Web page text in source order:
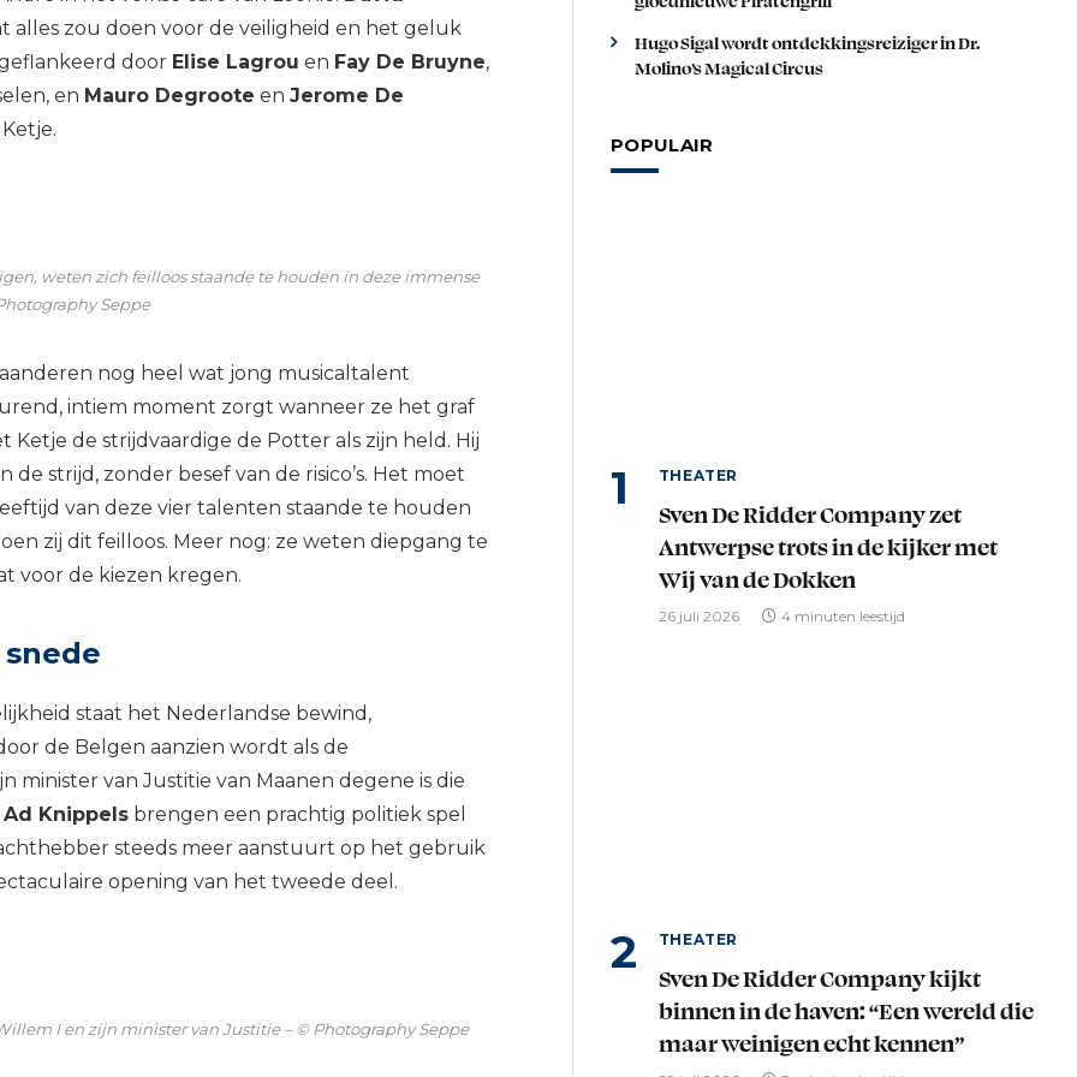
alles zou doen voor de veiligheid en het geluk
door Elise Lagrou en Fay De Bruyne,
en Mauro Degroote en Jerome De
weten zich feilloos staande te houden in deze immense
Seppe
nog heel wat jong musicaltalent
intiem moment zorgt wanneer ze het graf
de strijdvaardige de Potter als zijn held. Hij
strijd, zonder besef van de risico’s. Het moet
van deze vier talenten staande te houden
zij dit feilloos. Meer nog: ze weten diepgang te
voor de kiezen kregen.
staat het Nederlandse bewind,
de Belgen aanzien wordt als de
minister van Justitie van Maanen degene is die
Ad Knippelsbrengen een prachtig politiek spel
steeds meer aanstuurt op het gebruik
opening van het tweede deel.
I en zijn minister van Justitie – © Photography Seppe
Hugo Sigal wordt ontdekkingsreiziger in Dr.
Molino’s Magical Circus
POPULAIR
THEATER
Sven De Ridder Company zet
Antwerpse trots in de kijker met
Wij van de Dokken
26 juli 2026 4 minuten leestijd
THEATER
Sven De Ridder Company kijkt
binnen in de haven: “Een wereld die
maar weinigen echt kennen”